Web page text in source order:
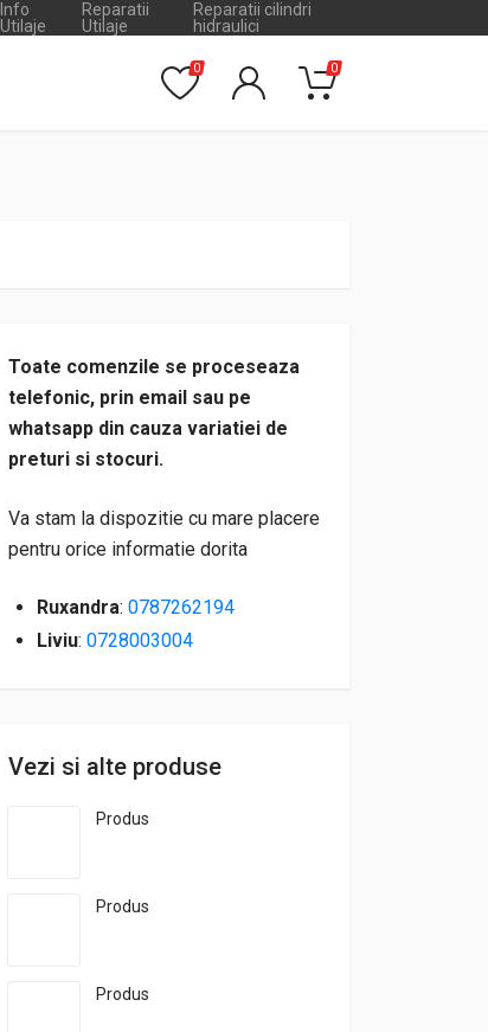
Info
Utilaje
Reparatii
Utilaje
Reparatii cilindri
hidraulici
0 0
Toate comenzile se proceseaza
telefonic, prin email sau pe
whatsapp din cauza variatiei de
preturi si stocuri.
Va stam la dispozitie cu mare placere
pentru orice informatie dorita
Ruxandra: 0787262194
Liviu: 0728003004
Vezi si alte produse
Produs
Produs
Produs